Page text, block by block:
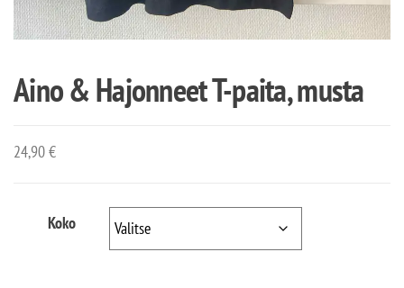
Aino & Hajonneet T-paita, musta
24,90€
Koko